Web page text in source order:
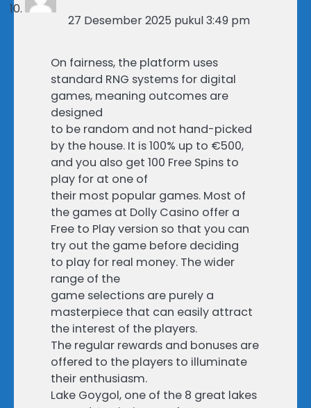
27 Desember 2025 pukul 3:49 pm
On fairness, the platform uses
standard RNG systems for digital
games, meaning outcomes are
designed
to be random and not hand-picked
by the house. It is 100% up to €500,
and you also get 100 Free Spins to
play for at one of
their most popular games. Most of
the games at Dolly Casino offer a
Free to Play version so that you can
try out the game before deciding
to play for real money. The wider
range of the
game selections are purely a
masterpiece that can easily attract
the interest of the players.
The regular rewards and bonuses are
offered to the players to illuminate
their enthusiasm.
Lake Goygol, one of the 8 great lakes